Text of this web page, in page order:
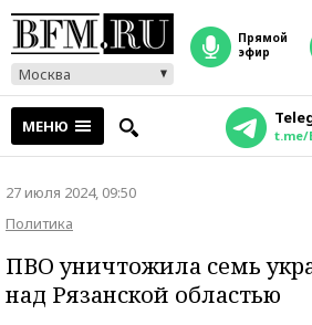
Москва
прямой
эфир
МЕНЮ t.me/
27 июля 2024, 09:50
Политика
ПВО уничтожила семь
над Рязанской областью